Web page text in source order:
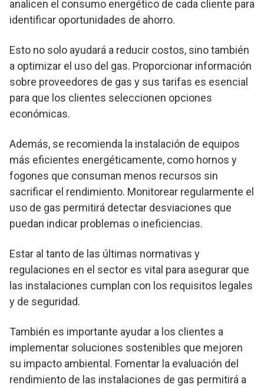
analicen el consumo energético de cada cliente para
identificar oportunidades de ahorro.
Esto no solo ayudará a reducir costos, sino también
a optimizar el uso del gas. Proporcionar información
sobre proveedores de gas y sus tarifas es esencial
para que los clientes seleccionen opciones
económicas.
Además, se recomienda la instalación de equipos
más eficientes energéticamente, como hornos y
fogones que consuman menos recursos sin
sacrificar el rendimiento. Monitorear regularmente el
uso de gas permitirá detectar desviaciones que
puedan indicar problemas o ineficiencias.
Estar al tanto de las últimas normativas y
regulaciones en el sector es vital para asegurar que
las instalaciones cumplan con los requisitos legales
y de seguridad.
También es importante ayudar a los clientes a
implementar soluciones sostenibles que mejoren
su impacto ambiental. Fomentar la evaluación del
rendimiento de las instalaciones de gas permitirá a